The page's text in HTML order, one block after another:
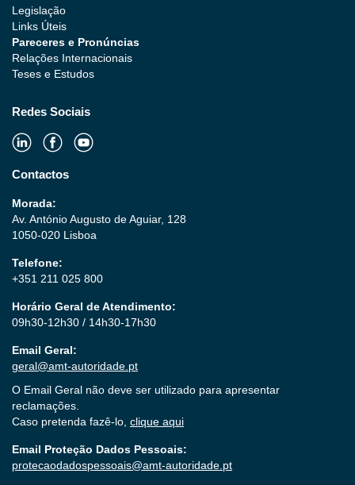
Legislação
Links Úteis
Pareceres e Pronúncias
Relações Internacionais
Teses e Estudos
Redes Sociais
Contactos
Morada:
Av. António Augusto de Aguiar, 128
1050-020 Lisboa
Telefone:
+351 211 025 800
Horário Geral de Atendimento:
09h30-12h30 / 14h30-17h30
Email Geral:
geral@amt-autoridade.pt
O Email Geral não deve ser utilizado para apresentar
reclamações.
Caso pretenda fazê-lo, clique aqui
Email Proteção Dados Pessoais:
protecaodadospessoais@amt-autoridade.pt